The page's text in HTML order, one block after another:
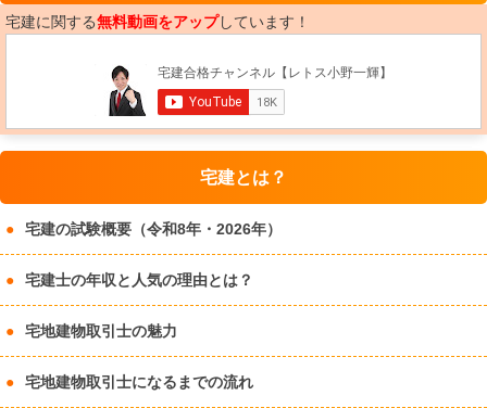
宅建に関する無料動画をアップしています！
宅建とは？
宅建の試験概要（令和8年・2026年）
宅建士の年収と人気の理由とは？
宅地建物取引士の魅力
宅地建物取引士になるまでの流れ